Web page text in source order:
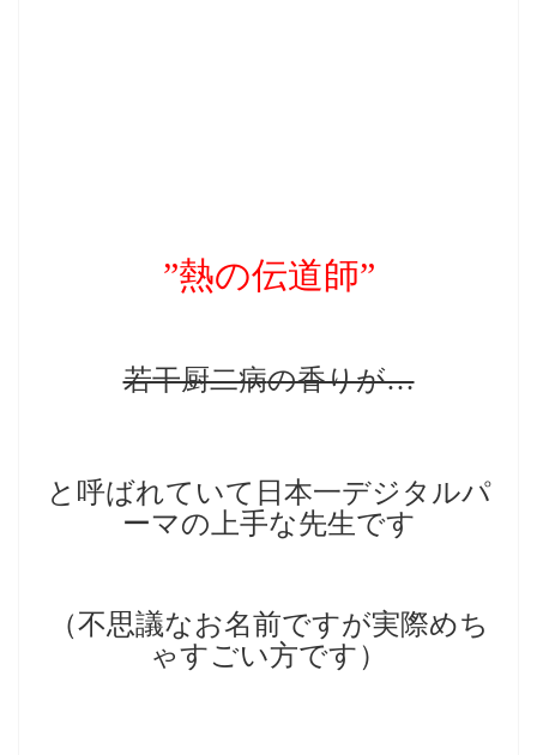
”熱の伝道師”
若干厨二病の香りが…
と呼ばれていて日本一デジタルパ
ーマの上手な先生です
（不思議なお名前ですが実際めち
ゃすごい方です）